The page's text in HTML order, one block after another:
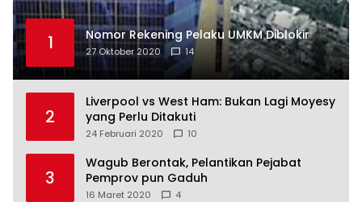
1 Nomor Rekening Pelaku UMKM Diblokir
27 Oktober 2020 14
2
Liverpool vs West Ham: Bukan Lagi Moyesy
yang Perlu Ditakuti
24 Februari 2020 10
3
Wagub Berontak, Pelantikan Pejabat
Pemprov pun Gaduh
16 Maret 2020 4